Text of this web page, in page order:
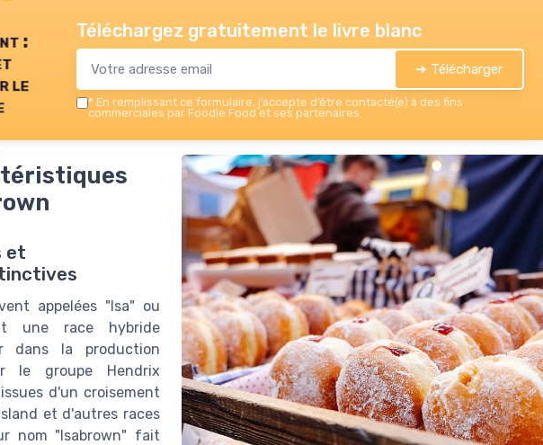
:
le
Téléchargez gratuitement le livre blanc
➔ Télécharger
* En remplissant ce formulaire, j’accepte d’être contacté(e) à des fins
commerciales par Foodie Food et ses partenaires.
et
appelées "Isa" ou
une race hybride
dans la production
le groupe Hendrix
d'un croisement
et d'autres races
nom "Isabrown" fait